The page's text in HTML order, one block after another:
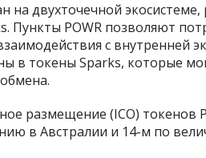
на двухточечной
Пункты POWR позволяют
с внутренней
в токены Sparks, которые
размещение (ICO) токенов
в Австралии и 14-м по